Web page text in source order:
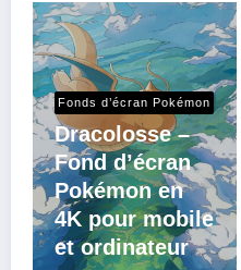
Fonds d’écran Pokémon
Dracolosse –
Fond d’écran
Pokémon en
4K pour mobile
et ordinateur